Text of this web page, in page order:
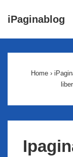
passer
iPaginablog
Home ›